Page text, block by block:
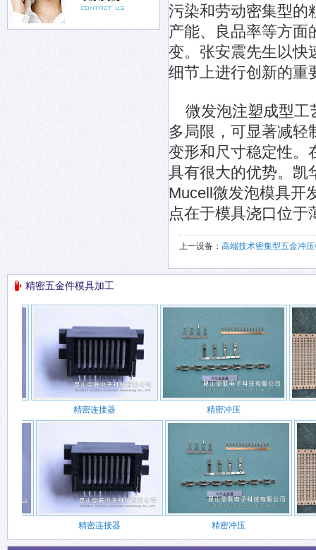
污染和劳动密集型的
产能、良品率等方面
变。张安震先生以快
细节上进行创新的重
微发泡注塑成型工
多局限，可显著减轻
变形和尺寸稳定性。
具有很大的优势。凯
Mucell微发泡模具开
点在于模具浇口位于
上一设备： 高端技术密集型五金冲
精密五金件模具加工
精密连接器 精密冲压
精密连接器 精密冲压